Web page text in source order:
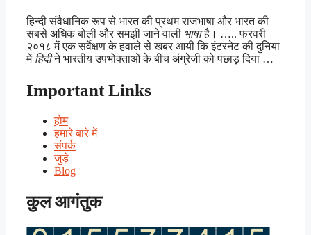
हिन्दी संवैधानिक रूप से भारत की प्रथम राजभाषा और भारत की
सबसे अधिक बोली और समझी जाने वाली भाषाहै। ….. फरवरी
२०१८ में एक सर्वेक्षण के हवाले से खबर आयी कि इंटरनेट की दुनिया
में हिंदीने भारतीय उपभोक्ताओं के बीच अंग्रेजी को पछाड़ दिया …
Important Links
होम
हमारे बारे में
संपर्क
जुड़े
Blog
कुल आगंतुक